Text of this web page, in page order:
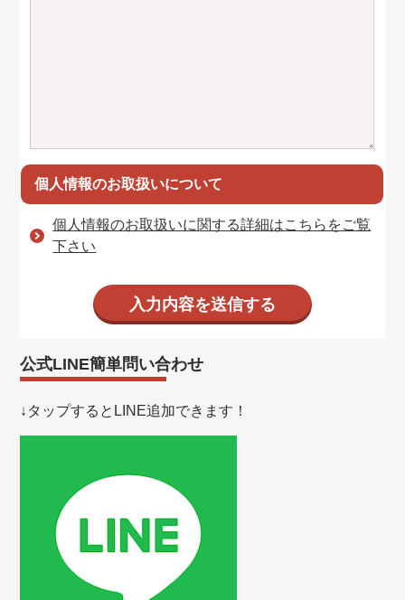
個人情報のお取扱いについて
個人情報のお取扱いに関する詳細はこちらをご覧
下さい
公式LINE簡単問い合わせ
↓タップするとLINE追加できます！